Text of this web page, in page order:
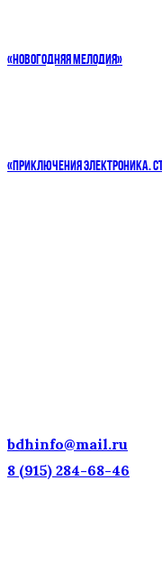
«НОВОГОДНЯЯ МЕЛОДИЯ»
«ПРИКЛЮЧЕНИЯ ЭЛЕКТРОНИКА.
bdhinfo@mail.ru
8 (915) 284-68-46